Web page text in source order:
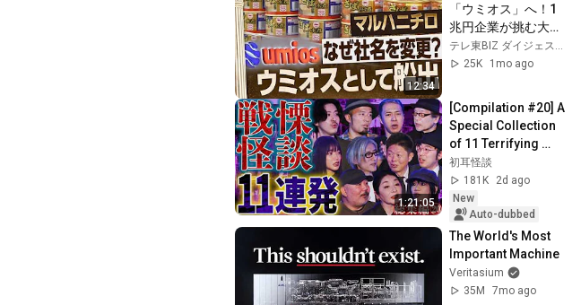
12:34
「ウミオス」へ！1
兆円企業が挑む大改
革の裏側【カンブリ
ア宮殿】
テレ東BIZ ダイジェスト
25K
1mo ago
1:21:05
[Compilation #20] A
Special Collection
of 11 Terrifying
Ghost Stories
[Murata Ramu]
[Iyama Ryokic...
初耳怪談
181K
2d ago
New
Auto-dubbed
The World's Most
Important Machine
Veritasium
35M
7mo ago